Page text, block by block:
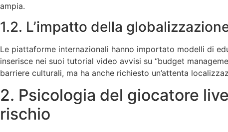
ampia.
1.2. L’impatto della
Le piattaforme internazionali hanno importato modelli di
inserisce nei suoi tutorial video avvisi su “budget
barriere culturali, ma ha anche richiesto un’attenta
2. Psicologia del giocatore
rischio